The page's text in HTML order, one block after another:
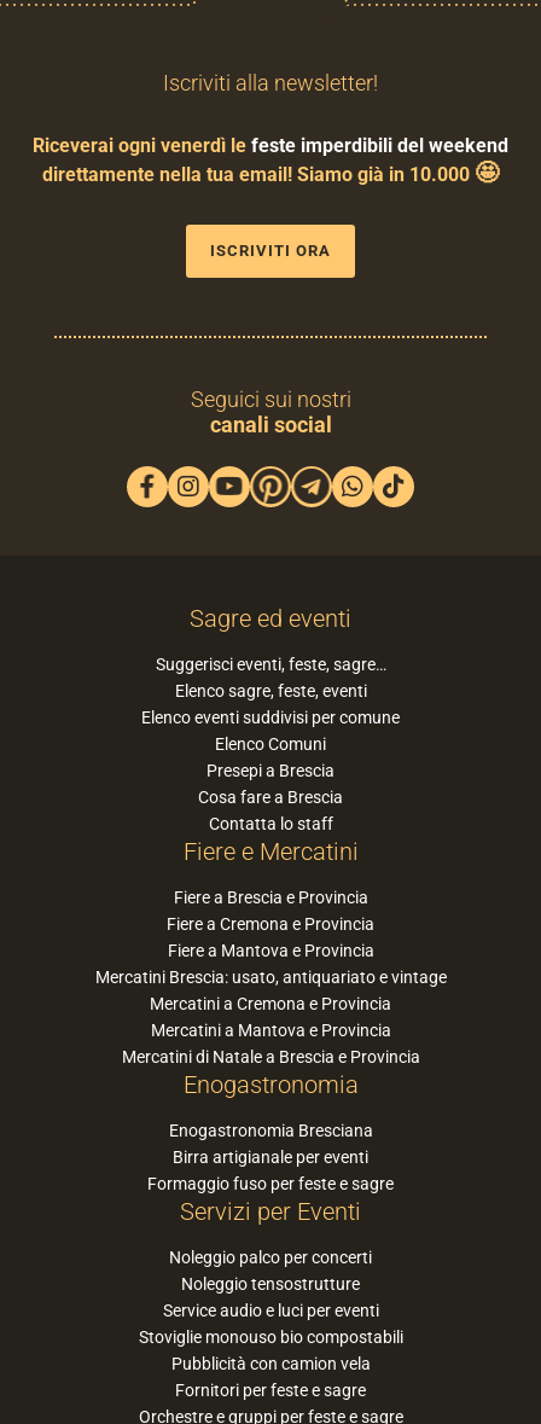
Iscriviti alla newsletter!
Riceverai ogni venerdì le feste imperdibili del weekend
direttamente nella tua email! Siamo già in 10.000 🤩
ISCRIVITI ORA
Seguici sui nostri
canali social
Sagre ed eventi
Suggerisci eventi, feste, sagre…
Elenco sagre, feste, eventi
Elenco eventi suddivisi per comune
Elenco Comuni
Presepi a Brescia
Cosa fare a Brescia
Contatta lo staff
Fiere e Mercatini
Fiere a Brescia e Provincia
Fiere a Cremona e Provincia
Fiere a Mantova e Provincia
Mercatini Brescia: usato, antiquariato e vintage
Mercatini a Cremona e Provincia
Mercatini a Mantova e Provincia
Mercatini di Natale a Brescia e Provincia
Enogastronomia
Enogastronomia Bresciana
Birra artigianale per eventi
Formaggio fuso per feste e sagre
Servizi per Eventi
Noleggio palco per concerti
Noleggio tensostrutture
Service audio e luci per eventi
Stoviglie monouso bio compostabili
Pubblicità con camion vela
Fornitori per feste e sagre
Orchestre e gruppi per feste e sagre